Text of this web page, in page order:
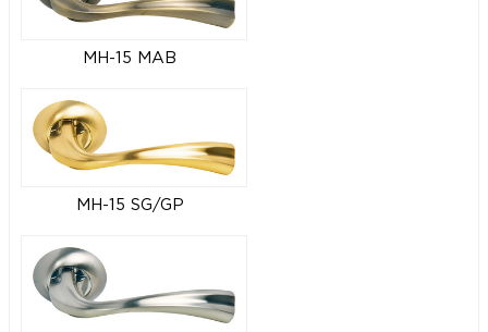
MH-15 MAB
MH-15 SG/GP